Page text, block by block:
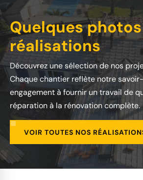
Quelques
réalisations
Découvrez une sélection de nos
Chaque chantier reflète notre
engagement à fournir un travail de
réparation à la rénovation complète.
VOIR TOUTES NOS